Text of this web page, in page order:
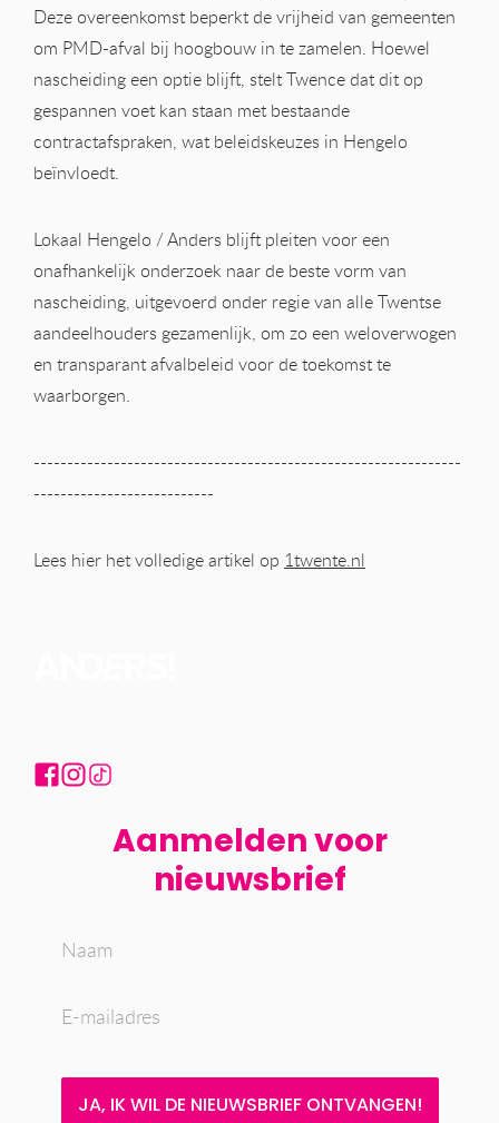
Deze overeenkomst beperkt de vrijheid van gemeenten
om PMD-afval bij hoogbouw in te zamelen. Hoewel
nascheiding een optie blijft, stelt Twence dat dit op
gespannen voet kan staan met bestaande
contractafspraken, wat beleidskeuzes in Hengelo
beïnvloedt.
Lokaal Hengelo / Anders blijft pleiten voor een
onafhankelijk onderzoek naar de beste vorm van
nascheiding, uitgevoerd onder regie van alle Twentse
aandeelhouders gezamenlijk, om zo een weloverwogen
en transparant afvalbeleid voor de toekomst te
waarborgen.
----------------------------------------------------------------
---------------------------
Lees hier het volledige artikel op 1twente.nl
Aanmelden voor
nieuwsbrief
JA, IK WIL DE NIEUWSBRIEF ONTVANGEN!